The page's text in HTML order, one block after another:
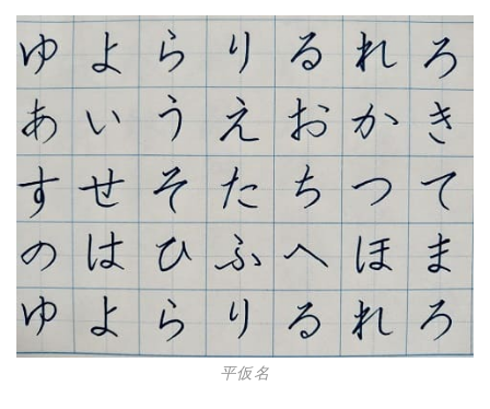
平仮名